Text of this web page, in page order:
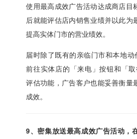
使用最高成效广告活动达成商店目
后就能评估店内销售业绩并以此为
提高实体门市的营业绩效。
届时除了既有的亲临门市和本地
前往实体店的「来电」按钮和「
评估功能，广告客户也能妥善衡量
成效。
9、密集放送最高成效广告活动，